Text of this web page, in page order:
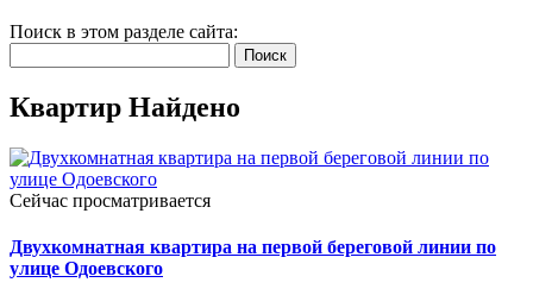
Поиск в этом разделе сайта:
Поиск
Квартир Найдено
Сейчас просматривается
Двухкомнатная квартира на первой береговой линии по
улице Одоевского